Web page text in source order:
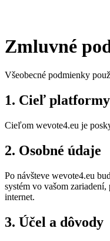
Zmluvné
Všeobecné podmienky
1. Cieľ platformy
Cieľom wevote4.eu je
2. Osobné údaje
Po návšteve wevote4.eu
systém vo vašom
internet.
3. Účel a dôvody